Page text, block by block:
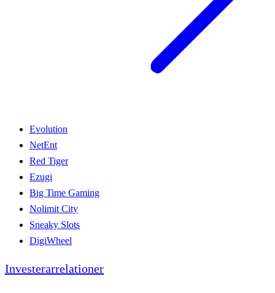
Evolution
NetEnt
Red Tiger
Ezugi
Big Time Gaming
Nolimit City
Sneaky Slots
DigiWheel
Investerarrelationer